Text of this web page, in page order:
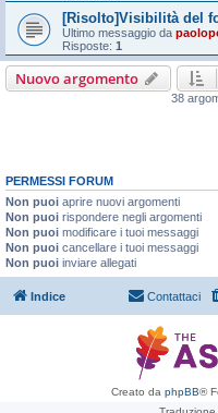
[Risolto]Visibilità del
Ultimo messaggio da
Risposte: 1
Nuovo argomento
38
PERMESSI FORUM
Non puoi aprire nuovi argomenti
Non puoi rispondere negli argomenti
Non puoi modificare i tuoi messaggi
Non puoi cancellare i tuoi messaggi
Non puoi inviare allegati
Indice Contattaci
Creato da phpBB®